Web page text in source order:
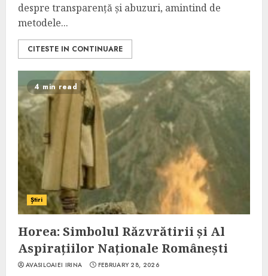
despre transparență și abuzuri, amintind de
metodele...
CITESTE IN CONTINUARE
4 min read
Știri
Horea: Simbolul Răzvrătirii și Al
Aspirațiilor Naționale Românești
AVASILOAIEI IRINA FEBRUARY 28, 2026